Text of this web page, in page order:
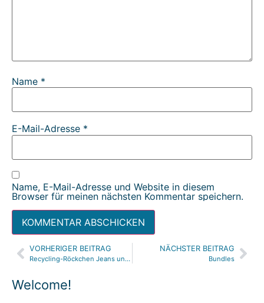
Welcome!
Name *
E-Mail-Adresse *
Name, E-Mail-Adresse und Website in diesem
Browser für meinen nächsten Kommentar speichern.
Alternative:
VORHERIGER BEITRAG
Recycling-Röckchen Jeans und Sterne
NÄCHSTER BEITRAG
Bundles